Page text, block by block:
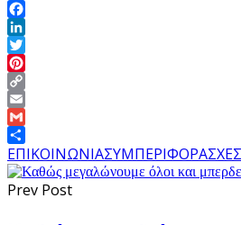
Facebook
LinkedIn
Twitter
Pinterest
Copy
Link
Email
Gmail
Share
ΕΠΙΚΟΙΝΩΝΙΑΣΥΜΠΕΡΙΦΟΡΑ
Prev Post